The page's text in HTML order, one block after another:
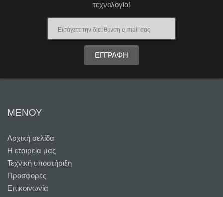
τεχνολογία!
ΜΕΝΟΥ
Αρχική σελίδα
Η εταιρεία μας
Τεχνική υποστήριξη
Προσφορές
Επικοινωνία